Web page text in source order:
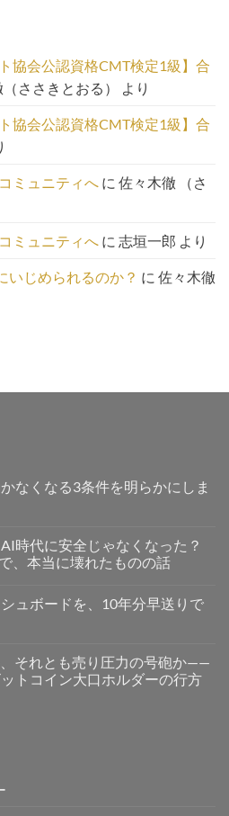
協会公認資格CMT検定1級】合
ささきとおる） より
協会公認資格CMT検定1級】合
ミュニティへ に 佐々木徹 （さ
ミュニティへ に 志垣一郎 より
いじめられるのか？ に 佐々木徹
なくなる3条件を明らかにしま
時代に安全じゃなくなった？
、本当に壊れたものの話
ュボードを、10年分早送りで
それとも売り圧力の号砲か——
トコイン大口ホルダーの行方